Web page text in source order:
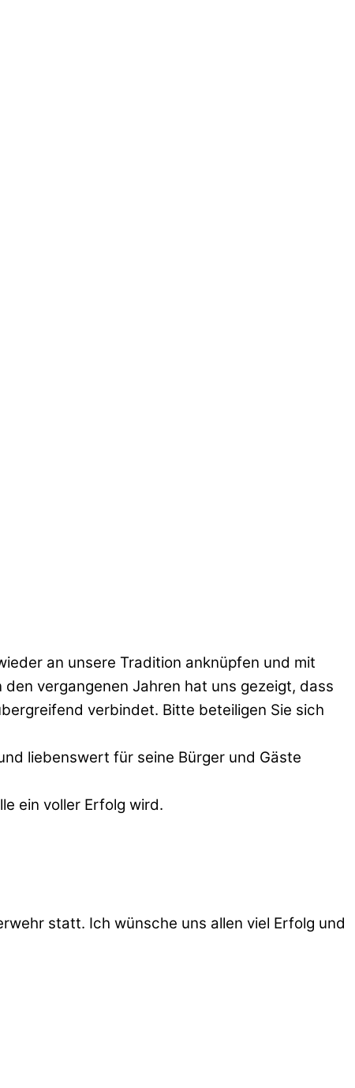
an unsere Tradition anknüpfen und mit
vergangenen Jahren hat uns gezeigt, dass
verbindet. Bitte beteiligen Sie sich
liebenswert für seine Bürger und Gäste
ein voller Erfolg wird.
statt. Ich wünsche uns allen viel Erfolg und